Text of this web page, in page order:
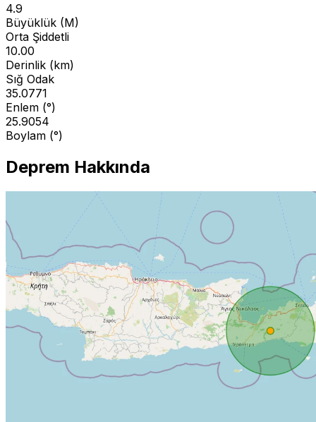
4.9
Büyüklük (M)
Orta Şiddetli
10.00
Derinlik (km)
Sığ Odak
35.0771
Enlem (°)
25.9054
Boylam (°)
Deprem Hakkında